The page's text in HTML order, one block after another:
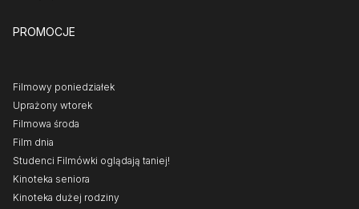
PROMOCJE
Filmowy poniedziałek
Uprażony wtorek
Filmowa środa
Film dnia
Studenci Filmówki oglądają taniej!
Kinoteka seniora
Kinoteka dużej rodziny